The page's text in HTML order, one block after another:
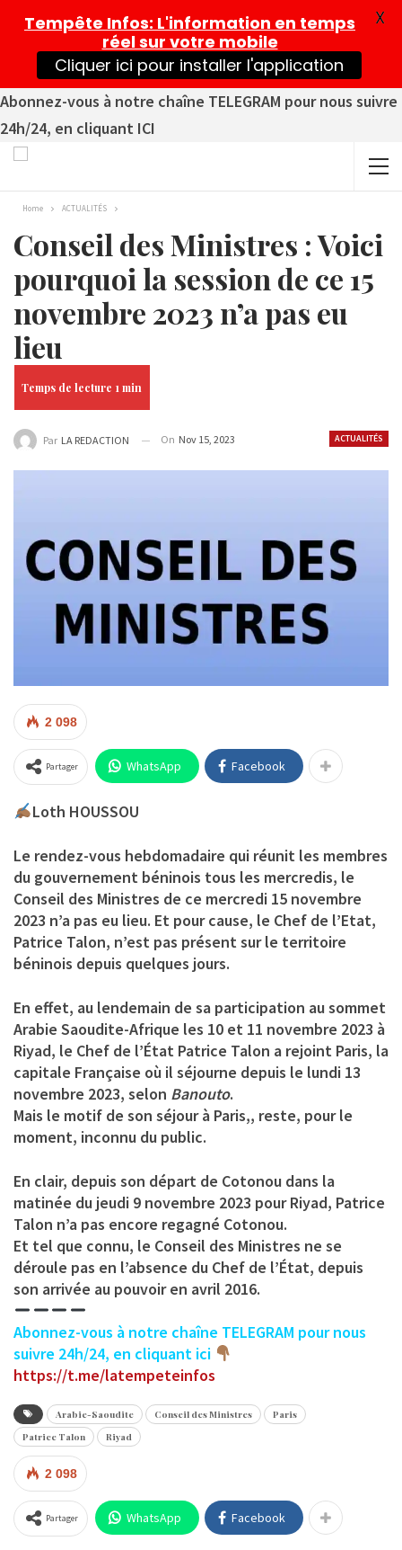
Abonnez-vous à notre chaîne TELEGRAM pour nous suivre
24h/24, en cliquant ICI
Home ACTUALITÉS
Conseil des Ministres : Voici
pourquoi la session de ce 15
novembre 2023 n’a pas eu
lieu
ACTUALITÉS
Par LA REDACTION On Nov 15, 2023
2 098
Partager WhatsApp Facebook
Loth HOUSSOU
Le rendez-vous hebdomadaire qui réunit les membres
du gouvernement béninois tous les mercredis, le
Conseil des Ministres de ce mercredi 15 novembre
2023 n’a pas eu lieu. Et pour cause, le Chef de l’Etat,
Patrice Talon, n’est pas présent sur le territoire
béninois depuis quelques jours.
En effet, au lendemain de sa participation au sommet
Arabie Saoudite-Afrique les 10 et 11 novembre 2023 à
Riyad, le Chef de l’État Patrice Talon a rejoint Paris, la
capitale Française où il séjourne depuis le lundi 13
novembre 2023, selon Banouto.
Mais le motif de son séjour à Paris,, reste, pour le
moment, inconnu du public.
En clair, depuis son départ de Cotonou dans la
matinée du jeudi 9 novembre 2023 pour Riyad, Patrice
Talon n’a pas encore regagné Cotonou.
Et tel que connu, le Conseil des Ministres ne se
déroule pas en l’absence du Chef de l’État, depuis
son arrivée au pouvoir en avril 2016.
Abonnez-vous à notre chaîne TELEGRAM pour nous
suivre 24h/24, en cliquant ici
https://t.me/latempeteinfos
Arabie-Saoudite Conseil des Ministres
Paris
Patrice Talon
Riyad
2 098
Partager WhatsApp Facebook
Tempête Infos: L'information en temps
réel sur votre mobile
Cliquer ici pour installer l'application
X